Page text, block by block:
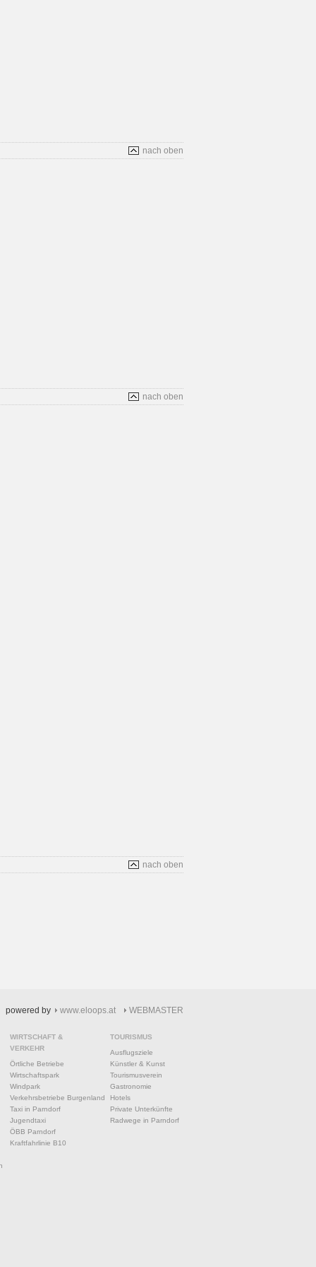
nach oben
nach oben
nach oben
powered by www.eloops.at WEBMASTER
WIRTSCHAFT &
VERKEHR
Örtliche Betriebe
Wirtschaftspark
Windpark
Verkehrsbetriebe Burgenland
Taxi in Parndorf
Jugendtaxi
ÖBB Parndorf
Kraftfahrlinie B10
TOURISMUS
Ausflugsziele
Künstler & Kunst
Tourismusverein
Gastronomie
Hotels
Private Unterkünfte
Radwege in Parndorf